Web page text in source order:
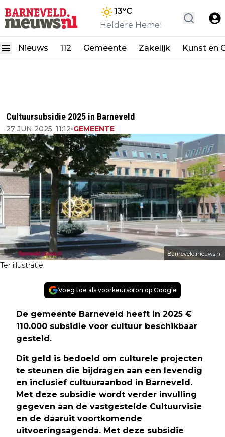
13°C
Heldere Hemel
Nieuws 112 Gemeente Zakelijk Kunst en
Cultuursubsidie 2025 in Barneveld
27 JUN 2025, 11:12•GEMEENTE
Barneveld.nieuws.nl
Ter illustratie.
Voeg toe als voorkeursbron op Google
De gemeente Barneveld heeft in 2025 €
110.000 subsidie voor cultuur beschikbaar
gesteld.
Dit geld is bedoeld om culturele projecten
te steunen die bijdragen aan een levendig
en inclusief cultuuraanbod in Barneveld.
Met deze subsidie wordt verder invulling
gegeven aan de vastgestelde Cultuurvisie
en de daaruit voortkomende
uitvoeringsagenda. Met deze subsidie